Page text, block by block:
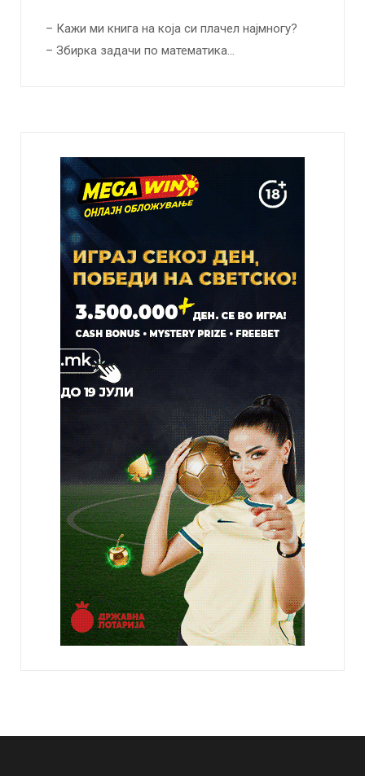
– Кажи ми книга на која си плачел најмногу?
– Збирка задачи по математика…